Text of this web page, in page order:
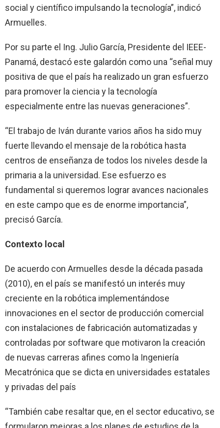
social y científico impulsando la tecnología”, indicó
Armuelles.
Por su parte el Ing. Julio García, Presidente del IEEE-
Panamá, destacó este galardón como una “señal muy
positiva de que el país ha realizado un gran esfuerzo
para promover la ciencia y la tecnología
especialmente entre las nuevas generaciones”.
“El trabajo de Iván durante varios años ha sido muy
fuerte llevando el mensaje de la robótica hasta
centros de enseñanza de todos los niveles desde la
primaria a la universidad. Ese esfuerzo es
fundamental si queremos lograr avances nacionales
en este campo que es de enorme importancia”,
precisó García.
Contexto local
De acuerdo con Armuelles desde la década pasada
(2010), en el país se manifestó un interés muy
creciente en la robótica implementándose
innovaciones en el sector de producción comercial
con instalaciones de fabricación automatizadas y
controladas por software que motivaron la creación
de nuevas carreras afines como la Ingeniería
Mecatrónica que se dicta en universidades estatales
y privadas del país
“También cabe resaltar que, en el sector educativo, se